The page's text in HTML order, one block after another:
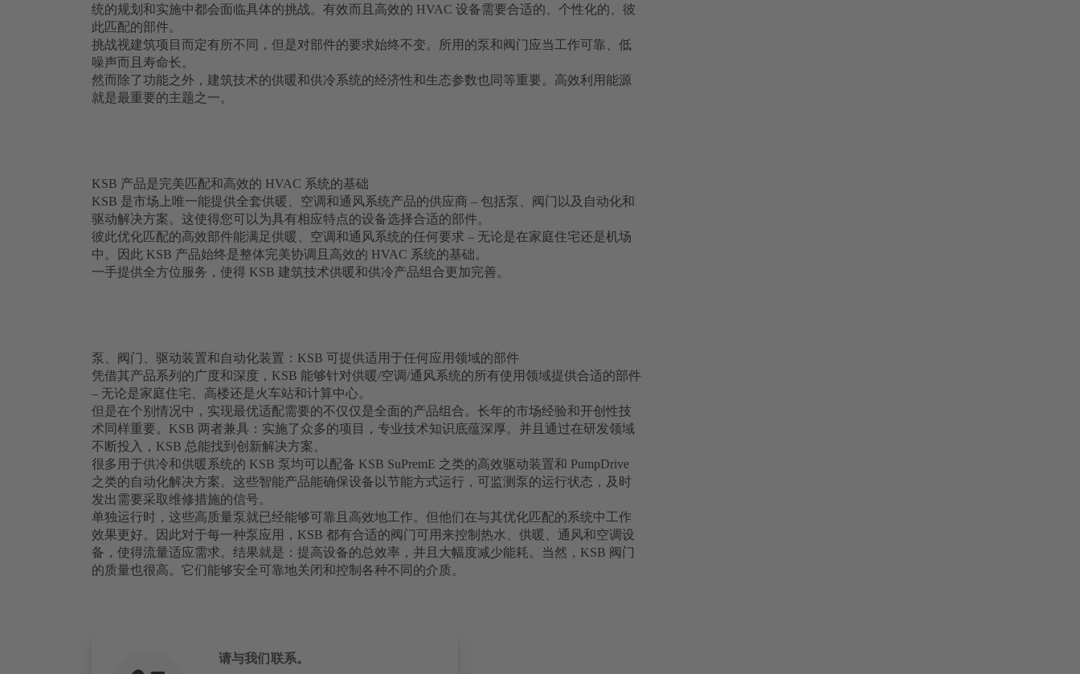
统的规划和实施中都会面临具体的挑战。有效而且高效的 HVAC 设备需要合适的、个性化的、彼
此匹配的部件。
挑战视建筑项目而定有所不同，但是对部件的要求始终不变。所用的泵和阀门应当工作可靠、低
噪声而且寿命长。
然而除了功能之外，建筑技术的供暖和供冷系统的经济性和生态参数也同等重要。高效利用能源
就是最重要的主题之一。
KSB 产品是完美匹配和高效的 HVAC 系统的基础
KSB 是市场上唯一能提供全套供暖、空调和通风系统产品的供应商 – 包括泵、阀门以及自动化和
驱动解决方案。这使得您可以为具有相应特点的设备选择合适的部件。
彼此优化匹配的高效部件能满足供暖、空调和通风系统的任何要求 – 无论是在家庭住宅还是机场
中。因此 KSB 产品始终是整体完美协调且高效的 HVAC 系统的基础。
一手提供全方位服务，使得 KSB 建筑技术供暖和供冷产品组合更加完善。
泵、阀门、驱动装置和自动化装置：KSB 可提供适用于任何应用领域的部件
凭借其产品系列的广度和深度，KSB 能够针对供暖/空调/通风系统的所有使用领域提供合适的部件
– 无论是家庭住宅、高楼还是火车站和计算中心。
但是在个别情况中，实现最优适配需要的不仅仅是全面的产品组合。长年的市场经验和开创性技
术同样重要。KSB 两者兼具：实施了众多的项目，专业技术知识底蕴深厚。并且通过在研发领域
不断投入，KSB 总能找到创新解决方案。
很多用于供冷和供暖系统的 KSB 泵均可以配备 KSB SuPremE 之类的高效驱动装置和 PumpDrive
之类的自动化解决方案。这些智能产品能确保设备以节能方式运行，可监测泵的运行状态，及时
发出需要采取维修措施的信号。
单独运行时，这些高质量泵就已经能够可靠且高效地工作。但他们在与其优化匹配的系统中工作
效果更好。因此对于每一种泵应用，KSB 都有合适的阀门可用来控制热水、供暖、通风和空调设
备，使得流量适应需求。结果就是：提高设备的总效率，并且大幅度减少能耗。当然，KSB 阀门
的质量也很高。它们能够安全可靠地关闭和控制各种不同的介质。
请与我们联系。